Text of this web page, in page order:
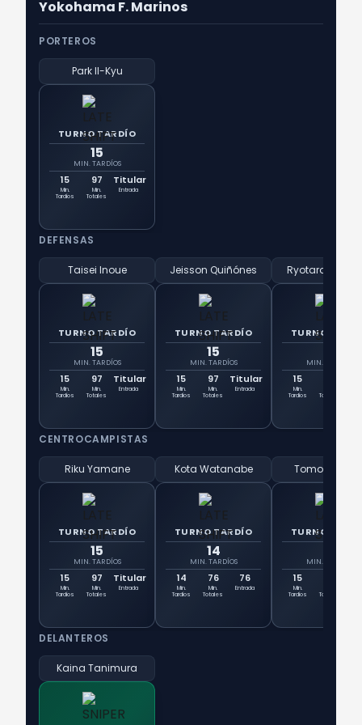
Yokohama F. Marinos
PORTEROS
Park Il-Kyu
TURNO TARDÍO
15
MIN. TARDÍOS
15
Min.
Tardíos
97
Min.
Totales
Titular
Entrada
DEFENSAS
Taisei Inoue
TURNO TARDÍO
15
MIN. TARDÍOS
15
Min.
Tardíos
97
Min.
Totales
Titular
Entrada
Jeisson Quiñónes
TURNO TARDÍO
15
MIN. TARDÍOS
15
Min.
Tardíos
97
Min.
Totales
Titular
Entrada
Ryotaro
TURNO
MIN. TARDÍOS
15
Min.
Tardíos
Totales
CENTROCAMPISTAS
Riku Yamane
TURNO TARDÍO
15
MIN. TARDÍOS
15
Min.
Tardíos
97
Min.
Totales
Titular
Entrada
Kota Watanabe
TURNO TARDÍO
14
MIN. TARDÍOS
14
Min.
Tardíos
76
Min.
Totales
76
Entrada
Tomoki
TURNO
MIN. TARDÍOS
15
Min.
Tardíos
Totales
DELANTEROS
Kaina Tanimura